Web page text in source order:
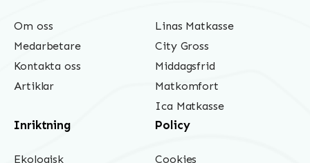
Om oss
Medarbetare
Kontakta oss
Artiklar
Linas Matkasse
City Gross
Middagsfrid
Matkomfort
Ica Matkasse
Inriktning
Ekologisk
Policy
Cookies